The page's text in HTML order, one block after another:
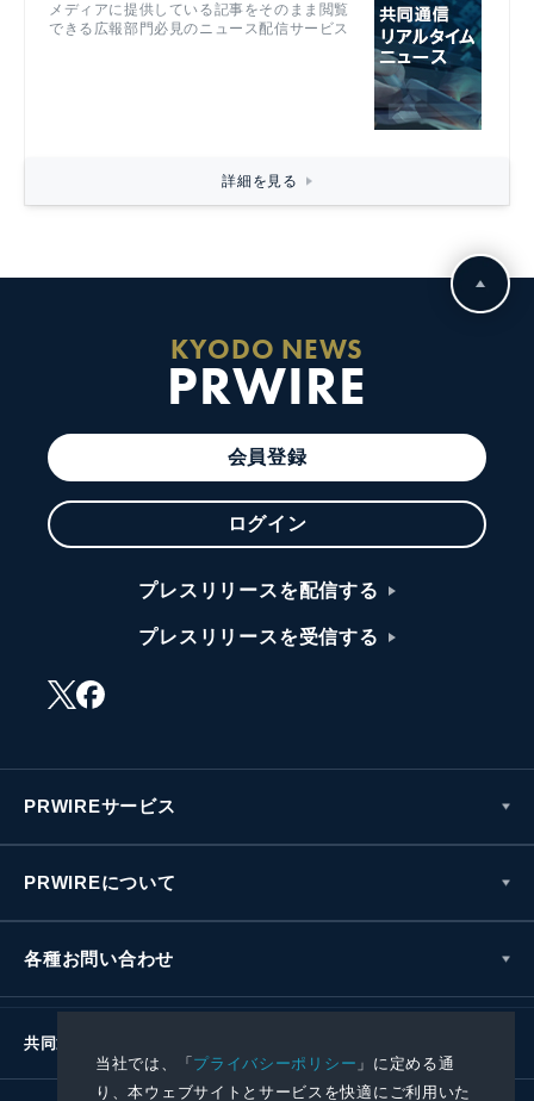
当社では、「プライバシーポリシー 」に定める通
り、本ウェブサイトとサービスを快適にご利用いた
メディアに提供している記事をそのまま閲覧
できる広報部門必見のニュース配信サービス
詳細を見る
KYODO NEWS
PRWIRE
会員登録
ログイン
プレスリリースを配信する
プレスリリースを受信する
PRWIREサービス
PRWIREについて
各種お問い合わせ
共同通信社グループ